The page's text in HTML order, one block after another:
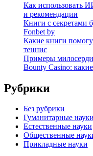
Как использовать
и рекомендации
Книги с секретами
Fonbet by
Какие книги
теннис
Примеры
Bounty Casino:
Рубрики
Без рубрики
Гуманитарные науки
Естественные науки
Общественные
Прикладные науки